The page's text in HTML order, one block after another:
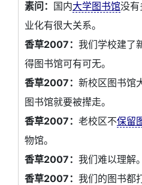
素问： 国内大学图书馆没有
业化有很大关系。
香草2007： 我们学校建了
得图书馆可有可无。
香草2007： 新校区图书馆
图书馆就要被撵走。
香草2007： 老校区不保留
物馆。
香草2007： 我们难以理解。
香草2007： 我们的图书都